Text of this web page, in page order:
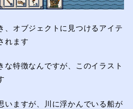
、オブジェクトに見つけるアイテ
れます
な特徴なんですが、このイラスト
いますが、川に浮かんでいる船が